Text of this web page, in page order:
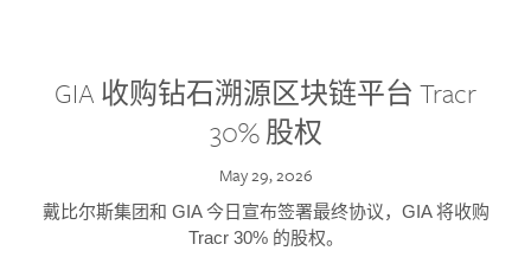
GIA 收购钻石溯源区块链平台 Tracr
30% 股权
May 29, 2026
戴比尔斯集团和 GIA 今日宣布签署最终协议，GIA 将收购
Tracr 30% 的股权。